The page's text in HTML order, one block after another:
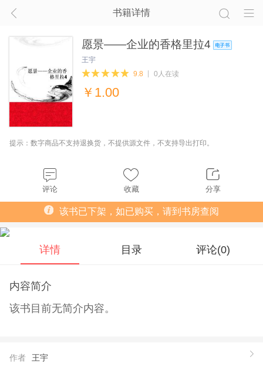
书籍详情
愿景——企业的香格里拉4
王宇
9.8
0人在读
￥ 1.00
提示：数字商品不支持退换货，不提供源文件，不支持导出打印。
评论 收藏 分享
该书已下架，如已购买，请到书房查阅
详情 目录 评论(0)
内容简介
该书目前无简介内容。
作者 王宇